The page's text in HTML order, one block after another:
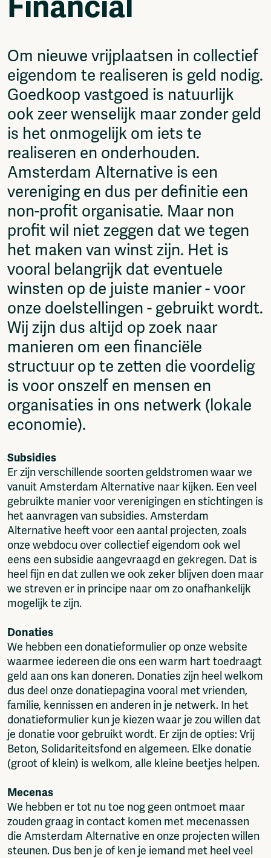
Video
Podcasts
Network
About
Contact
Subscribe
Jobs / Internships
Join
Shop
Donate
Advertise
Solidariteitsfonds
Projects
Ventilator Cinema
Anderworld Records
Rad-Ish
Webdocu Collectief Eigendom
Fragmenta
Vrij Beton
Vrije Ruimte festival
AADE
AA Talks
Ringfeest
AA Academy
Members
Log in to portal
CMS for venues
Om nieuwe vrijplaatsen in collectief
eigendom te realiseren is geld nodig.
Goedkoop vastgoed is natuurlijk
ook zeer wenselijk maar zonder geld
is het onmogelijk om iets te
realiseren en onderhouden.
Amsterdam Alternative is een
vereniging en dus per definitie een
non-profit organisatie. Maar non
profit wil niet zeggen dat we tegen
het maken van winst zijn. Het is
vooral belangrijk dat eventuele
winsten op de juiste manier - voor
onze doelstellingen - gebruikt wordt.
Wij zijn dus altijd op zoek naar
manieren om een financiële
structuur op te zetten die voordelig
is voor onszelf en mensen en
organisaties in ons netwerk (lokale
economie).
Subsidies
Er zijn verschillende soorten geldstromen waar we
vanuit Amsterdam Alternative naar kijken. Een veel
gebruikte manier voor verenigingen en stichtingen is
het aanvragen van subsidies. Amsterdam
Alternative heeft voor een aantal projecten, zoals
onze webdocu over collectief eigendom ook wel
eens een subsidie aangevraagd en gekregen. Dat is
heel fijn en dat zullen we ook zeker blijven doen maar
we streven er in principe naar om zo onafhankelijk
mogelijk te zijn.
Donaties
We hebben een donatieformulier op onze website
waarmee iedereen die ons een warm hart toedraagt
geld aan ons kan doneren. Donaties zijn heel welkom
dus deel onze donatiepagina vooral met vrienden,
familie, kennissen en anderen in je netwerk. In het
donatieformulier kun je kiezen waar je zou willen dat
je donatie voor gebruikt wordt. Er zijn de opties: Vrij
Beton, Solidariteitsfond en algemeen. Elke donatie
(groot of klein) is welkom, alle kleine beetjes helpen.
Mecenas
We hebben er tot nu toe nog geen ontmoet maar
zouden graag in contact komen met mecenassen
die Amsterdam Alternative en onze projecten willen
steunen. Dus ben je of ken je iemand met heel veel